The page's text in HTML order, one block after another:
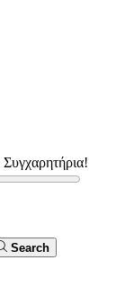
Συγχαρητήρια!
Search